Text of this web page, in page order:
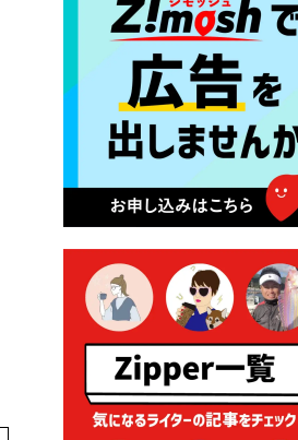
2026年7月9日 クラウドファ
ンディング型ふるさと納税の
実施について
2026年7月9日 農地法等に係
る各種申請に係る登記事項証
明書の添付省略について
2026年7月9日 廃食用油の回
収
2026年7月7日 「おゆずりコ
ーナー」について
2026年7月1日 豊前市民プール
一般開放
2026年7月1日 「豊前市定住促
進奨励金」が始まります！
（令和８年４月１日施行）